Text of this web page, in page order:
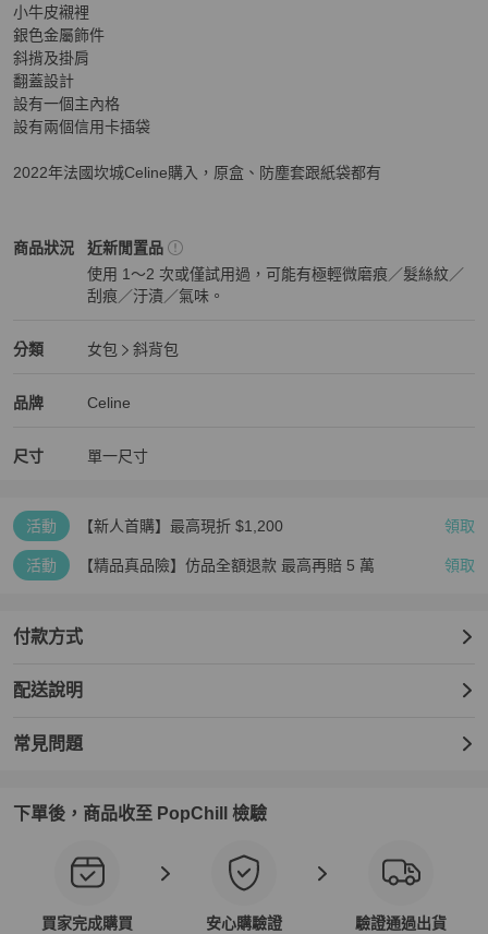
小牛皮襯裡
銀色金屬飾件
斜揹及掛肩
翻蓋設計
設有一個主內格
設有兩個信用卡插袋
2022年法國坎城Celine購入，原盒、防塵套跟紙袋都有
商品狀況
Celine女包 商品狀態與細節
近新閒置品
使用 1～2 次或僅試用過，可能有極輕微磨痕／髮絲紋／
刮痕／汙漬／氣味。
分類
Celine 分類資訊
女包
斜背包
品牌
Celine 女包品牌介紹
Celine
Celine 推薦清單
尺寸 單一尺寸
活動 【新人首購】最高現折 $1,200 領取
活動 【精品真品險】仿品全額退款 最高再賠 5 萬 領取
付款方式
配送說明
常見問題
下單後，商品收至 PopChill 檢驗
買家完成購買 安心購驗證 驗證通過出貨